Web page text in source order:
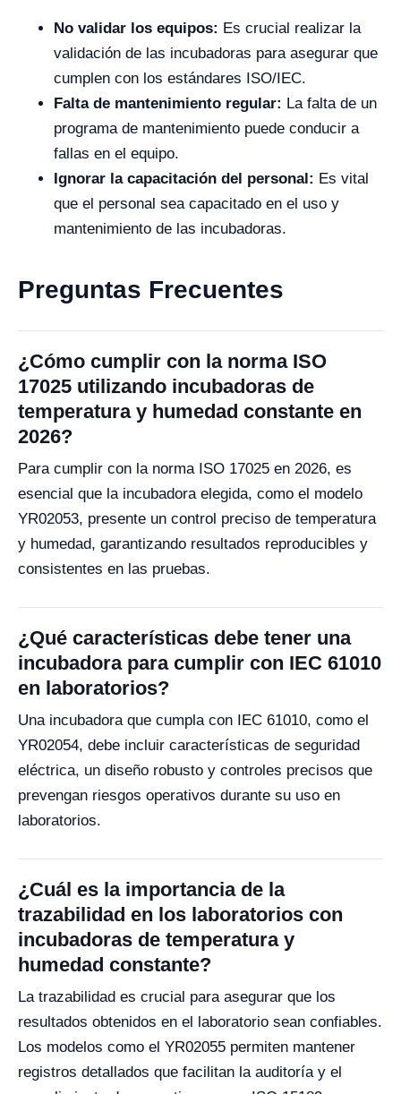
No validar los equipos: Es crucial realizar la
validación de las incubadoras para asegurar que
cumplen con los estándares ISO/IEC.
Falta de mantenimiento regular: La falta de un
programa de mantenimiento puede conducir a
fallas en el equipo.
Ignorar la capacitación del personal: Es vital
que el personal sea capacitado en el uso y
mantenimiento de las incubadoras.
Preguntas Frecuentes
¿Cómo cumplir con la norma ISO
17025 utilizando incubadoras de
temperatura y humedad constante en
2026?
Para cumplir con la norma ISO 17025 en 2026, es
esencial que la incubadora elegida, como el modelo
YR02053, presente un control preciso de temperatura
y humedad, garantizando resultados reproducibles y
consistentes en las pruebas.
¿Qué características debe tener una
incubadora para cumplir con IEC 61010
en laboratorios?
Una incubadora que cumpla con IEC 61010, como el
YR02054, debe incluir características de seguridad
eléctrica, un diseño robusto y controles precisos que
prevengan riesgos operativos durante su uso en
laboratorios.
¿Cuál es la importancia de la
trazabilidad en los laboratorios con
incubadoras de temperatura y
humedad constante?
La trazabilidad es crucial para asegurar que los
resultados obtenidos en el laboratorio sean confiables.
Los modelos como el YR02055 permiten mantener
registros detallados que facilitan la auditoría y el